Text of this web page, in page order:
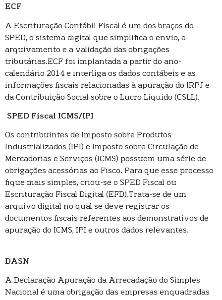
ECF
A Escrituração Contábil Fiscal é um dos braços do
SPED, o sistema digital que simplifica o envio, o
arquivamento e a validação das obrigações
tributárias.ECF foi implantada a partir do ano-
calendário 2014 e interliga os dados contábeis e as
informações fiscais relacionadas à apuração do IRPJ e
da Contribuição Social sobre o Lucro Líquido (CSLL).
SPED Fiscal ICMS/IPI
Os contribuintes de Imposto sobre Produtos
Industrializados (IPI) e Imposto sobre Circulação de
Mercadorias e Serviços (ICMS) possuem uma série de
obrigações acessórias ao Fisco. Para que esse processo
fique mais simples, criou-se o SPED Fiscal ou
Escrituração Fiscal Digital (EFD).Trata-se de um
arquivo digital no qual se deve registrar os
documentos fiscais referentes aos demonstrativos de
apuração do ICMS, IPI e outros dados relevantes.
DASN
A Declaração Apuração da Arrecadação do Simples
Nacional é uma obrigação das empresas enquadradas